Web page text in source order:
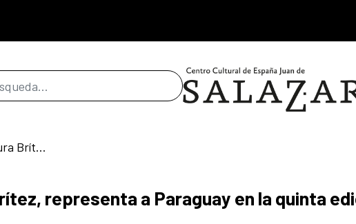
búsqueda
“El viaje de Tykymi (gotita)”, de Aura Brítez, representa a Paraguay en la quinta edición de Cuentos en Red
representa a Paraguay en la quinta